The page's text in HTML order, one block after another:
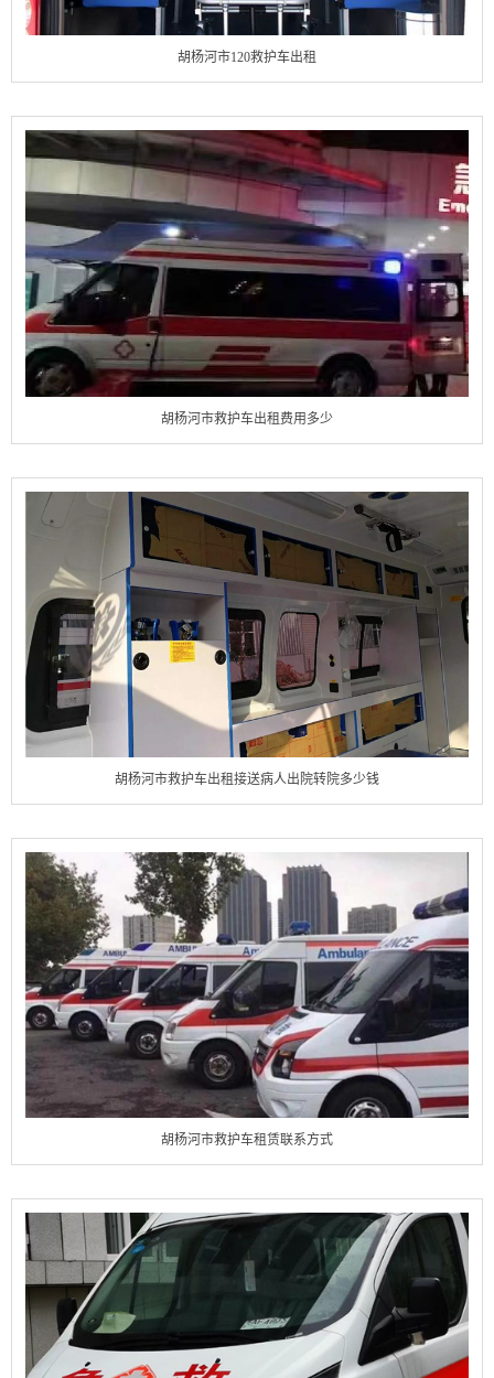
胡杨河市120救护车出租
胡杨河市救护车出租费用多少
胡杨河市救护车出租接送病人出院转院多少钱
胡杨河市救护车租赁联系方式